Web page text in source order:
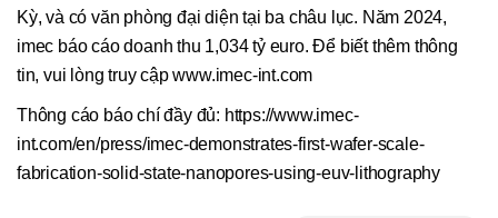
Kỳ, và có văn phòng đại diện tại ba châu lục. Năm 2024,
imec báo cáo doanh thu 1,034 tỷ euro. Để biết thêm thông
tin, vui lòng truy cập www.imec-int.com
Thông cáo báo chí đầy đủ: https://www.imec-
int.com/en/press/imec-demonstrates-first-wafer-scale-
fabrication-solid-state-nanopores-using-euv-lithography